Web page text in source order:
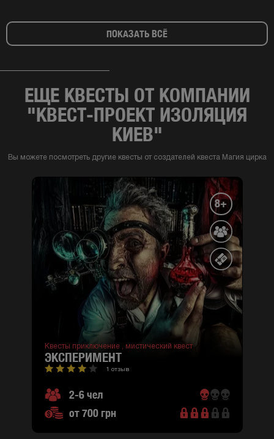
ПОКАЗАТЬ ВСЁ
ЕЩЕ КВЕСТЫ ОТ КОМПАНИИ
"КВЕСТ-ПРОЕКТ ИЗОЛЯЦИЯ
КИЕВ"
Вы можете посмотреть другие квесты от создателей квеста Магия цирка
8+
Квесты приключение , мистический квест
ЭКСПЕРИМЕНТ
1 отзыв
2-6 чел
от 700 грн